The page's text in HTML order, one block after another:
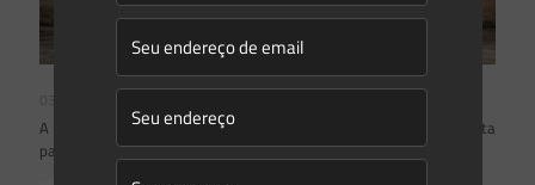
A inclusão de imóvel em inventário de patrimônio cultural não basta
para impor restrições ao direito de propriedade: